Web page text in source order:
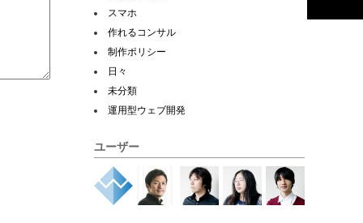
スマホ
作れるコンサル
制作ポリシー
日々
未分類
運用型ウェブ開発
ユーザー